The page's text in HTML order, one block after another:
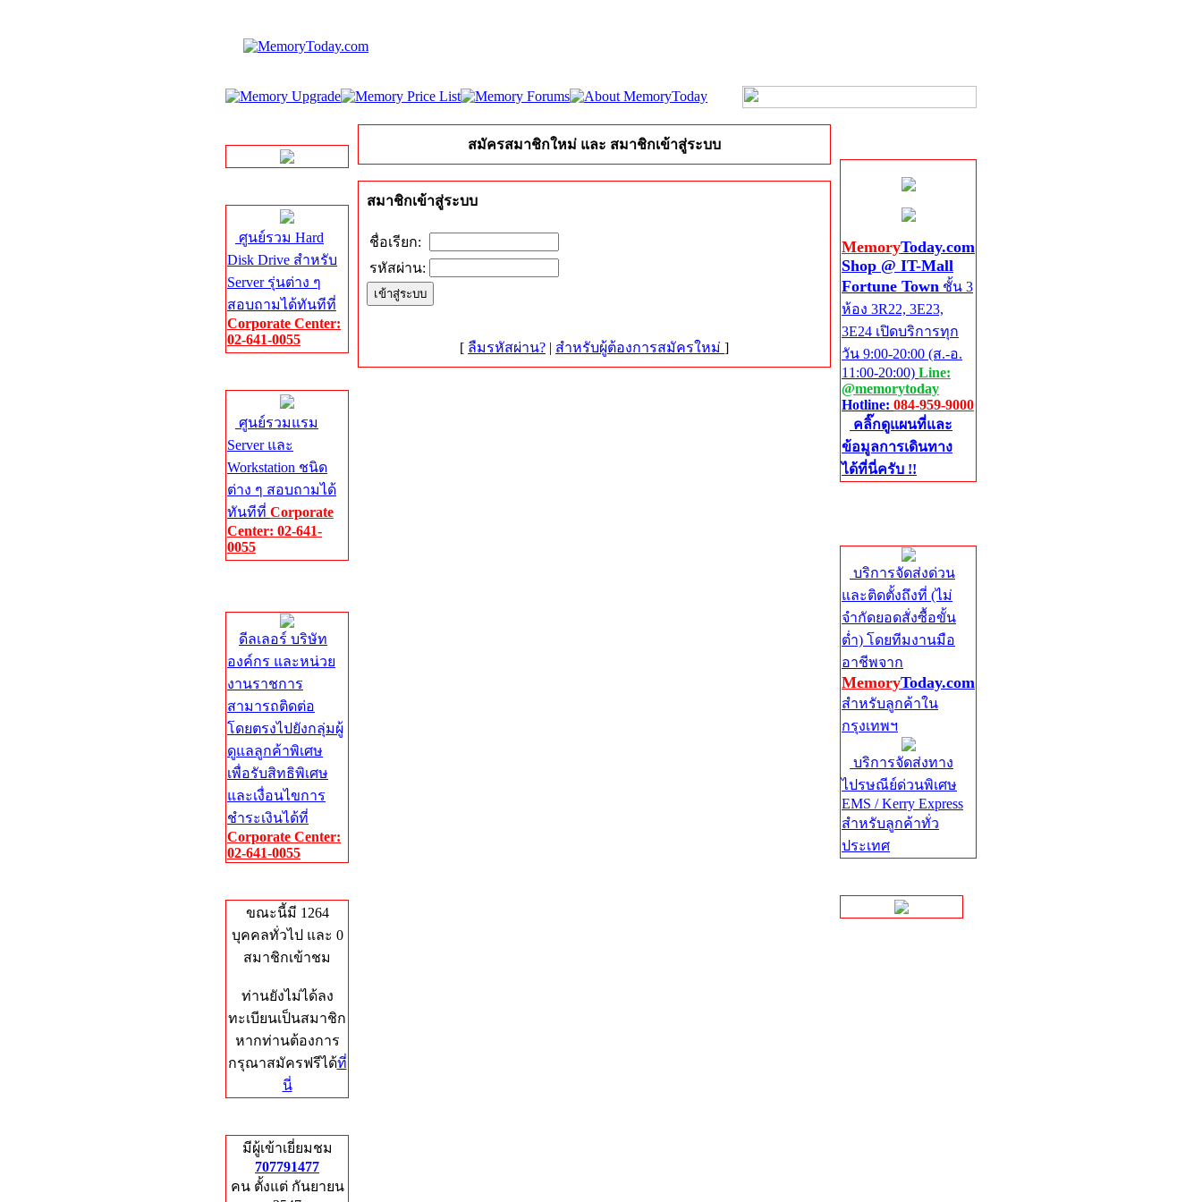
ศูนย์รวม Hard
Disk Drive สำหรับ
Server รุ่นต่าง ๆ
สอบถามได้ทันทีที่
Corporate Center:
02-641-0055
ศูนย์รวมแรม
Server และ
Workstation ชนิด
ต่าง ๆ สอบถามได้
ทันทีที่ Corporate
Center: 02-641-
0055
ดีลเลอร์ บริษัท
องค์กร และหน่วย
งานราชการ
สามารถติดต่อ
โดยตรงไปยังกลุ่มผู้
ดูแลลูกค้าพิเศษ
เพื่อรับสิทธิพิเศษ
และเงื่อนไขการ
ชำระเงินได้ที่
Corporate Center:
02-641-0055
ขณะนี้มี 1264
บุคคลทั่วไป และ 0
สมาชิกเข้าชม
ท่านยังไม่ได้ลง
ทะเบียนเป็นสมาชิก
หากท่านต้องการ
กรุณาสมัครฟรีได้ที่
นี่
มีผู้เข้าเยี่ยมชม
707791477
คน ตั้งแต่ กันยายน
สมัครสมาชิกใหม่ และ สมาชิกเข้าสู่ระบบ
สมาชิกเข้าสู่ระบบ
ชื่อเรียก:
รหัสผ่าน:
[ ลืมรหัสผ่าน? | สำหรับผู้ต้องการสมัครใหม่ ]
MemoryToday.com
Shop @ IT-Mall
Fortune Town ชั้น 3
ห้อง 3R22, 3E23,
3E24 เปิดบริการทุก
วัน 9:00-20:00 (ส.-อ.
11:00-20:00) Line:
@memorytoday
Hotline: 084-959-9000
คลิ๊กดูแผนที่และ
ข้อมูลการเดินทาง
ได้ที่นี่ครับ !!
บริการจัดส่งด่วน
และติดตั้งถึงที่ (ไม่
จำกัดยอดสั่งซื้อขั้น
ต่ำ) โดยทีมงานมือ
อาชีพจาก
MemoryToday.com
สำหรับลูกค้าใน
กรุงเทพฯ
บริการจัดส่งทาง
ไปรษณีย์ด่วนพิเศษ
EMS / Kerry Express
สำหรับลูกค้าทั่ว
ประเทศ